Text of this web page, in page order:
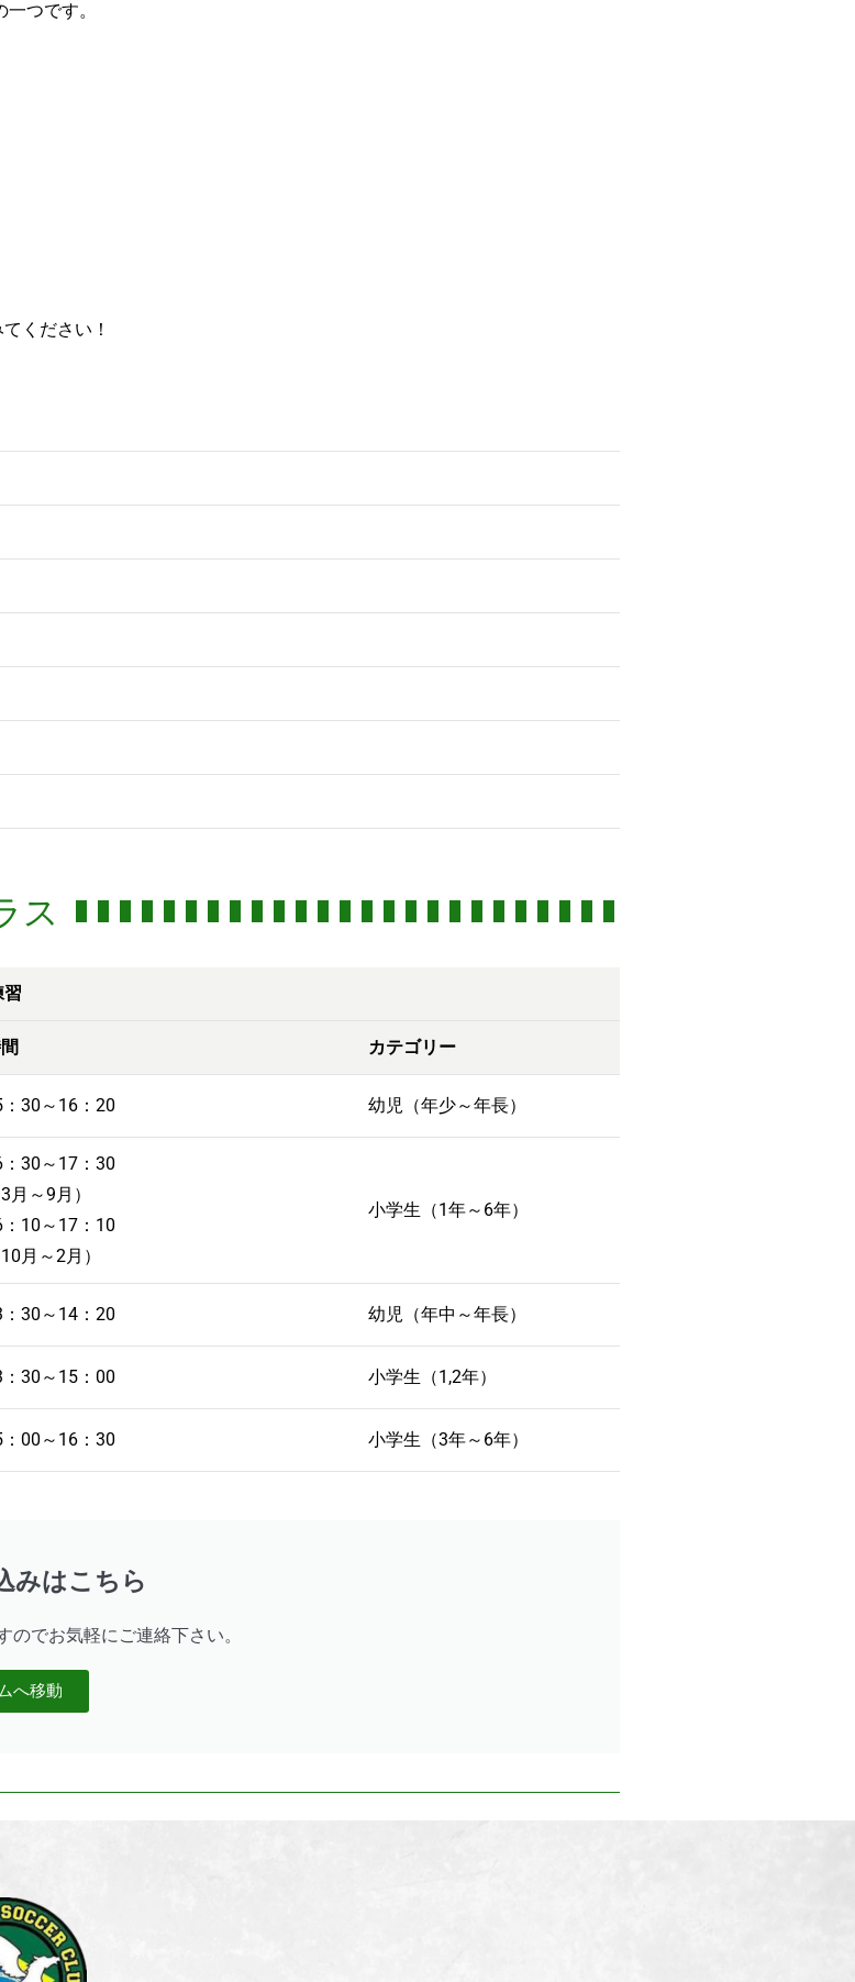
つです。
ください！
ス
習
カテゴリー
：30～16：20 幼児（年少～年長）
：30～17：30
3月～9月）
：10～17：10
10月～2月）
小学生（1年～6年）
：30～14：20 幼児（年中～年長）
：30～15：00 小学生（1,2年）
：00～16：30 小学生（3年～6年）
みはこちら
のでお気軽にご連絡下さい。
へ移動